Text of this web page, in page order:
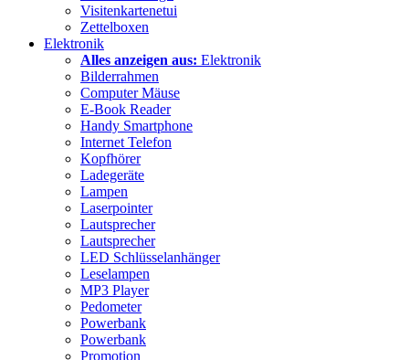
Visitenkartenetui
Zettelboxen
Elektronik
Alles anzeigen aus: Elektronik
Bilderrahmen
Computer Mäuse
E-Book Reader
Handy Smartphone
Internet Telefon
Kopfhörer
Ladegeräte
Lampen
Laserpointer
Lautsprecher
Lautsprecher
LED Schlüsselanhänger
Leselampen
MP3 Player
Pedometer
Powerbank
Powerbank
Promotion